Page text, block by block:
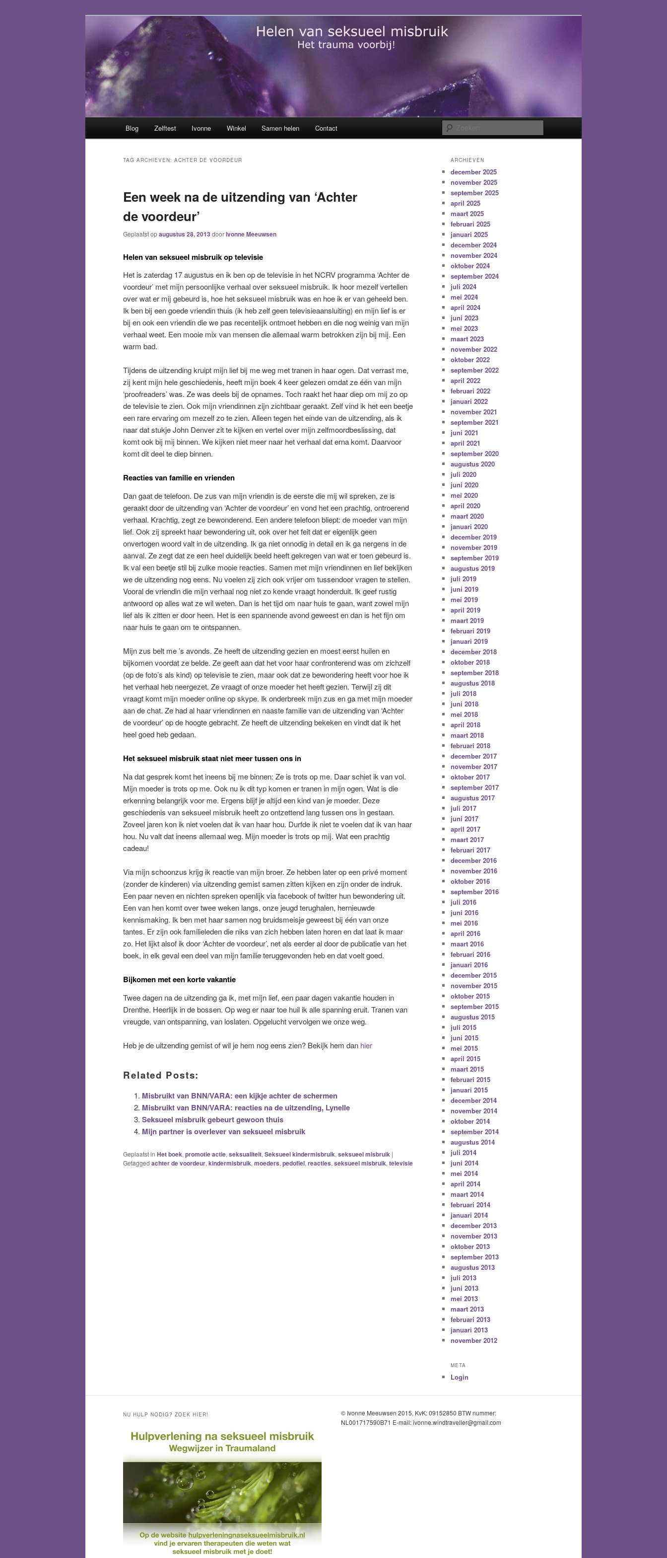
Helen van seksueel misbruik
Het trauma voorbij!
Blog Zelftest Ivonne Winkel Samen helen Contact
TAG ARCHIEVEN: ACHTER DE VOORDEUR
Een week na de uitzending van ‘Achter
de voordeur’
Geplaatst opaugustus 28, 2013 doorIvonne Meeuwsen
Helen van seksueel misbruik op televisie
Het is zaterdag 17 augustus en ik ben op de televisie in het NCRV programma ‘Achter de
voordeur’ met mijn persoonlijke verhaal over seksueel misbruik. Ik hoor mezelf vertellen
over wat er mij gebeurd is, hoe het seksueel misbruik was en hoe ik er van geheeld ben.
Ik ben bij een goede vriendin thuis (ik heb zelf geen televisieaansluiting) en mijn lief is er
bij en ook een vriendin die we pas recentelijk ontmoet hebben en die nog weinig van mijn
verhaal weet. Een mooie mix van mensen die allemaal warm betrokken zijn bij mij. Een
warm bad.
Tijdens de uitzending kruipt mijn lief bij me weg met tranen in haar ogen. Dat verrast me,
zij kent mijn hele geschiedenis, heeft mijn boek 4 keer gelezen omdat ze één van mijn
‘proofreaders’ was. Ze was deels bij de opnames. Toch raakt het haar diep om mij zo op
de televisie te zien. Ook mijn vriendinnen zijn zichtbaar geraakt. Zelf vind ik het een beetje
een rare ervaring om mezelf zo te zien. Alleen tegen het einde van de uitzending, als ik
naar dat stukje John Denver zit te kijken en vertel over mijn zelfmoordbeslissing, dat
komt ook bij mij binnen. We kijken niet meer naar het verhaal dat erna komt. Daarvoor
komt dit deel te diep binnen.
Reacties van familie en vrienden
Dan gaat de telefoon. De zus van mijn vriendin is de eerste die mij wil spreken, ze is
geraakt door de uitzending van ‘Achter de voordeur’ en vond het een prachtig, ontroerend
verhaal. Krachtig, zegt ze bewonderend. Een andere telefoon bliept: de moeder van mijn
lief. Ook zij spreekt haar bewondering uit, ook over het feit dat er eigenlijk geen
onvertogen woord valt in de uitzending. Ik ga niet onnodig in detail en ik ga nergens in de
aanval. Ze zegt dat ze een heel duidelijk beeld heeft gekregen van wat er toen gebeurd is.
Ik val een beetje stil bij zulke mooie reacties. Samen met mijn vriendinnen en lief bekijken
we de uitzending nog eens. Nu voelen zij zich ook vrijer om tussendoor vragen te stellen.
Vooral de vriendin die mijn verhaal nog niet zo kende vraagt honderduit. Ik geef rustig
antwoord op alles wat ze wil weten. Dan is het tijd om naar huis te gaan, want zowel mijn
lief als ik zitten er door heen. Het is een spannende avond geweest en dan is het fijn om
naar huis te gaan om te ontspannen.
Mijn zus belt me ’s avonds. Ze heeft de uitzending gezien en moest eerst huilen en
bijkomen voordat ze belde. Ze geeft aan dat het voor haar confronterend was om zichzelf
(op de foto’s als kind) op televisie te zien, maar ook dat ze bewondering heeft voor hoe ik
het verhaal heb neergezet. Ze vraagt of onze moeder het heeft gezien. Terwijl zij dit
vraagt komt mijn moeder online op skype. Ik onderbreek mijn zus en ga met mijn moeder
aan de chat. Ze had al haar vriendinnen en naaste familie van de uitzending van ‘Achter
de voordeur’ op de hoogte gebracht. Ze heeft de uitzending bekeken en vindt dat ik het
heel goed heb gedaan.
Het seksueel misbruik staat niet meer tussen ons in
Na dat gesprek komt het ineens bij me binnen: Ze is trots op me. Daar schiet ik van vol.
Mijn moeder is trots op me. Ook nu ik dit typ komen er tranen in mijn ogen. Wat is die
erkenning belangrijk voor me. Ergens blijf je altijd een kind van je moeder. Deze
geschiedenis van seksueel misbruik heeft zo ontzettend lang tussen ons in gestaan.
Zoveel jaren kon ik niet voelen dat ik van haar hou. Durfde ik niet te voelen dat ik van haar
hou. Nu valt dat ineens allemaal weg. Mijn moeder is trots op mij. Wat een prachtig
cadeau!
Via mijn schoonzus krijg ik reactie van mijn broer. Ze hebben later op een privé moment
(zonder de kinderen) via uitzending gemist samen zitten kijken en zijn onder de indruk.
Een paar neven en nichten spreken openlijk via facebook of twitter hun bewondering uit.
Een van hen komt over twee weken langs, onze jeugd terughalen, hernieuwde
kennismaking. Ik ben met haar samen nog bruidsmeisje geweest bij één van onze
tantes. Er zijn ook familieleden die niks van zich hebben laten horen en dat laat ik maar
zo. Het lijkt alsof ik door ‘Achter de voordeur’, net als eerder al door de publicatie van het
boek, in elk geval een deel van mijn familie teruggevonden heb en dat voelt goed.
Bijkomen met een korte vakantie
Twee dagen na de uitzending ga ik, met mijn lief, een paar dagen vakantie houden in
Drenthe. Heerlijk in de bossen. Op weg er naar toe huil ik alle spanning eruit. Tranen van
vreugde, van ontspanning, van loslaten. Opgelucht vervolgen we onze weg.
Heb je de uitzending gemist of wil je hem nog eens zien? Bekijk hem dan hier
Related Posts:
Misbruikt van BNN/VARA: een kijkje achter de schermen
Misbruikt van BNN/VARA: reacties na de uitzending, Lynelle
Seksueel misbruik gebeurt gewoon thuis
Mijn partner is overlever van seksueel misbruik
Geplaatst in Het boek, promotie actie, seksualiteit, Seksueel kindermisbruik, seksueel misbruik |
Getagged achter de voordeur, kindermisbruik, moeders, pedofiel, reacties, seksueel misbruik, televisie
ARCHIEVEN
december 2025
november 2025
september 2025
april 2025
maart 2025
februari 2025
januari 2025
december 2024
november 2024
oktober 2024
september 2024
juli 2024
mei 2024
april 2024
juni 2023
mei 2023
maart 2023
november 2022
oktober 2022
september 2022
april 2022
februari 2022
januari 2022
november 2021
september 2021
juni 2021
april 2021
september 2020
augustus 2020
juli 2020
juni 2020
mei 2020
april 2020
maart 2020
januari 2020
december 2019
november 2019
september 2019
augustus 2019
juli 2019
juni 2019
mei 2019
april 2019
maart 2019
februari 2019
januari 2019
december 2018
oktober 2018
september 2018
augustus 2018
juli 2018
juni 2018
mei 2018
april 2018
maart 2018
februari 2018
december 2017
november 2017
oktober 2017
september 2017
augustus 2017
juli 2017
juni 2017
april 2017
maart 2017
februari 2017
december 2016
november 2016
oktober 2016
september 2016
juli 2016
juni 2016
mei 2016
april 2016
maart 2016
februari 2016
januari 2016
december 2015
november 2015
oktober 2015
september 2015
augustus 2015
juli 2015
juni 2015
mei 2015
april 2015
maart 2015
februari 2015
januari 2015
december 2014
november 2014
oktober 2014
september 2014
augustus 2014
juli 2014
juni 2014
mei 2014
april 2014
maart 2014
februari 2014
januari 2014
december 2013
november 2013
oktober 2013
september 2013
augustus 2013
juli 2013
juni 2013
mei 2013
maart 2013
februari 2013
januari 2013
november 2012
META
Login
NU HULP NODIG? ZOEK HIER!
© Ivonne Meeuwsen 2015, KvK: 09152850 BTW nummer:
NL001717590B71 E-mail: ivonne.windtraveller@gmail.com